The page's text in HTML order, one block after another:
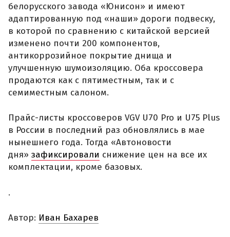
белорусского завода «Юнисон» и имеют
адаптированную под «наши» дороги подвеску,
в которой по сравнению с китайской версией
изменено почти 200 компонентов,
антикоррозийное покрытие днища и
улучшенную шумоизоляцию. Оба кроссовера
продаются как с пятиместным, так и с
семиместным салоном.
Прайс-листы кроссоверов VGV U70 Pro и U75 Plus
в России в последний раз обновлялись в мае
нынешнего года. Тогда «Автоновости
дня» зафиксировали снижение цен на все их
комплектации, кроме базовых.
.
Автор: Иван Бахарев